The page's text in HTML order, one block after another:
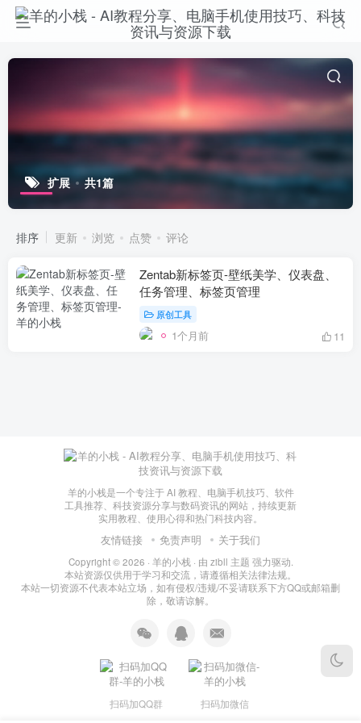
扩展 共1篇
排序 更新 浏览 点赞 评论
Zentab新标签页-壁纸美学、仪表盘、
任务管理、标签页管理
原创工具
1个月前 11
羊的小栈是一个专注于 AI 教程、电脑手机技巧、软件
工具推荐、科技资源分享与数码资讯的网站，持续更新
实用教程、使用心得和热门科技内容。
友情链接 免责声明 关于我们
Copyright © 2026 · 羊的小栈 · 由 zibll 主题 强力驱动.
本站资源仅供用于学习和交流，请遵循相关法律法规。
本站一切资源不代表本站立场，如有侵权/违规/不妥请联系下方QQ或邮箱删
除，敬请谅解。
扫码加QQ群 扫码加微信